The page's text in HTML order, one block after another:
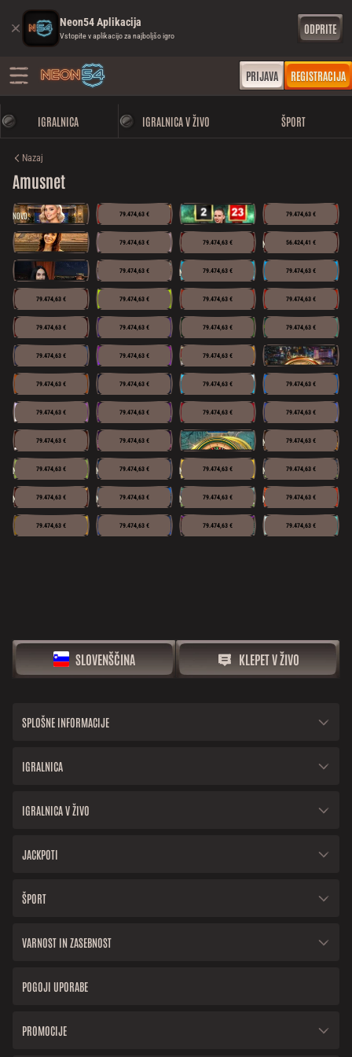
Neon54 Aplikacija
Vstopite v aplikacijo za najboljšo igro
ODPRITE
PRIJAVA REGISTRACIJA
IGRALNICA IGRALNICA V ŽIVO ŠPORT
Nazaj
Amusnet
NOVO 79.474,63 € 79.474,63 €
79.474,63 € 79.474,63 € NOVO 56.424,41 €
79.474,63 € NOVO 79.474,63 € 79.474,63 €
79.474,63 € 79.474,63 € 79.474,63 € 79.474,63 €
79.474,63 € 79.474,63 € 79.474,63 € 79.474,63 €
79.474,63 € 79.474,63 € 79.474,63 €
79.474,63 € 79.474,63 € 79.474,63 € 79.474,63 €
79.474,63 € 79.474,63 € 79.474,63 € 79.474,63 €
79.474,63 € 79.474,63 € NOVO 79.474,63 €
NOVO 79.474,63 € NOVO 79.474,63 € NOVO 79.474,63 € NOVO 79.474,63 €
NOVO 79.474,63 € NOVO 79.474,63 € NOVO 79.474,63 € NOVO 79.474,63 €
79.474,63 € 79.474,63 € 79.474,63 € 79.474,63 €
SLOVENŠČINA KLEPET V ŽIVO
SPLOŠNE INFORMACIJE
IGRALNICA
IGRALNICA V ŽIVO
JACKPOTI
ŠPORT
VARNOST IN ZASEBNOST
POGOJI UPORABE
PROMOCIJE